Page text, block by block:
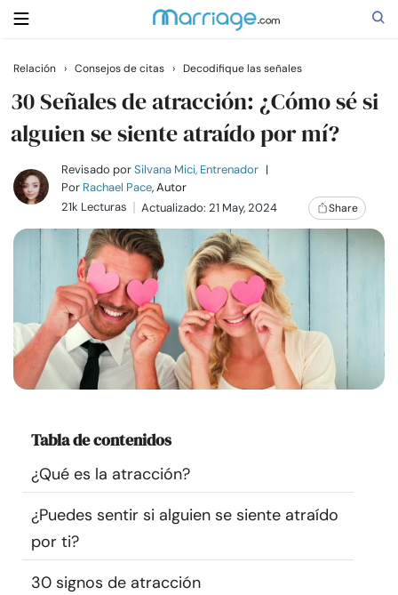
Buscar
Casarse
Relaciones
Familia
Ayuda
Cursos
Comunidad
Encuentra un terapeuta
Relación › Consejos de citas › Decodifique las señales
30 Señales de atracción: ¿Cómo sé si
alguien se siente atraído por mí?
Revisado porSilvana Mici, Entrenador |
Por Rachael Pace, Autor
21k Lecturas
Actualizado: 21 May, 2024 Share
Tabla de contenidos
¿Qué es la atracción?
¿Puedes sentir si alguien se siente atraído
por ti?
30 signos de atracción